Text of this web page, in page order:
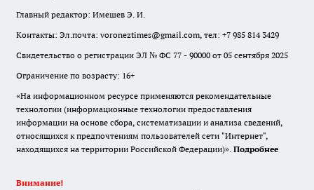
Главный редактор: Имешев Э. И.
Контакты: Эл.почта: voroneztimes@gmail.com, тел: +7 985 814 3429
Свидетельство о регистрации ЭЛ № ФС 77 - 90000 от 05 сентября 2025
Ограничение по возрасту: 16+
«На информационном ресурсе применяются рекомендательные
технологии (информационные технологии предоставления
информации на основе сбора, систематизации и анализа сведений,
относящихся к предпочтениям пользователей сети "Интернет",
находящихся на территории Российской Федерации)». Подробнее
Внимание!